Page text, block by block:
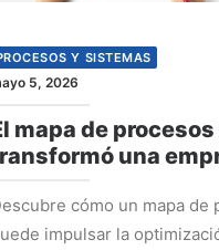
Y SISTEMAS
5, 2026
mapa de
una
cómo un mapa de
impulsar la